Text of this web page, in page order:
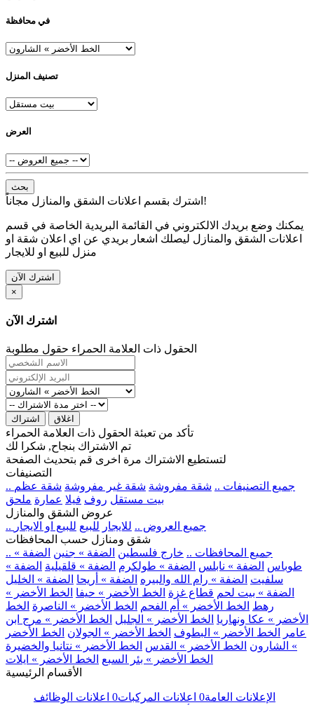
في محافظة
تصنيف المنزل
العرض
بحث
اشترك بقسم اعلانات الشقق والمنازل مجاناً!
يمكنك وضع بريدك الالكتروني في القائمة البريدية الخاصة في قسم
اعلانات الشقق والمنازل ليصلك اشعار بريدي عن اي اعلان شقة او
منزل للبيع او للايجار
اشترك الآن
×
اشترك الآن
الحقول ذات العلامة الحمراء حقول مطلوبة
اشتراك اغلاق
تأكد من تعبئة الحقول ذات العلامة الحمراء
تم الاشتراك بنجاح, شكرا لك
لتستطيع الاشتراك مرة اخرى قم بتحديث الصفحة
التصنيفات
.. جميع التصنيفات .. شقة مفروشة شقة غير مفروشة شقة عظم
بيت مستقل روف فيلا عمارة ملحق
عروض الشقق والمنازل
.. جميع العروض .. للايجار للبيع للبيع او الايجار
شقق ومنازل حسب المحافظات
.. جميع المحافظات .. خارج فلسطين الضفة » جنين الضفة »
طوباس الضفة » نابلس الضفة » طولكرم الضفة » قلقيلية الضفة »
سلفيت الضفة » رام الله والبيره الضفة » أريحا الضفة » الخليل
الضفة » بيت لحم قطاع غزة الخط الأخضر » حيفا الخط الأخضر »
رهط الخط الأخضر » أم الفحم الخط الأخضر » الناصرة الخط
الأخضر » عكا ونهاريا الخط الأخضر » الجليل الخط الأخضر » مرج ابن
عامر
الخط الأخضر » البطوف الخط الأخضر » الجولان الخط الأخضر
» الشارون الخط الأخضر » القدس الخط الأخضر » نتانيا والخضيرة
الخط الأخضر » بئر السبع الخط الأخضر » ايلات
الأقسام الرئيسية
الإعلانات العامة0 اعلانات المركبات0 اعلانات الوظائف